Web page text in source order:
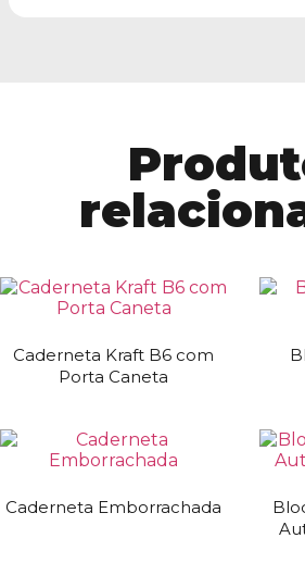
Caderneta Kraft B6 com
Porta Caneta
Caderneta Emborrachada